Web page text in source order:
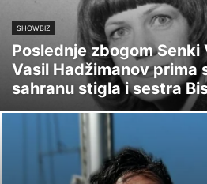
SHOWBIZ
Poslednje zbogom Senki
Vasil Hadžimanov prima
sahranu stigla i sestra